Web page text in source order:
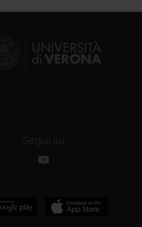
Segui su